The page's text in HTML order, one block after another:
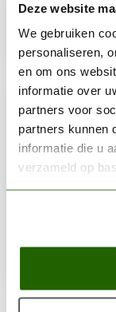
Deze website
We gebruiken
personaliseren,
en om ons
informatie over
partners voor
partners kunnen
informatie die u
verzameld op
Ruwe